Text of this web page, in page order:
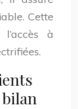
Cette
à